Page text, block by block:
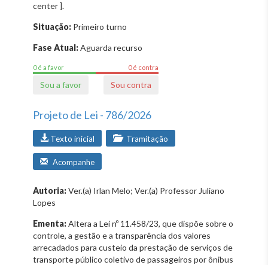
center ].
Situação: Primeiro turno
Fase Atual:Aguarda recurso
0 é a favor 0 é contra
Sou a favor Sou contra
Projeto de Lei - 786/2026
Texto inicial Tramitação
Acompanhe
Autoria:Ver.(a) Irlan Melo; Ver.(a) Professor Juliano
Lopes
Ementa:Altera a Lei nº 11.458/23, que dispõe sobre o
controle, a gestão e a transparência dos valores
arrecadados para custeio da prestação de serviços de
transporte público coletivo de passageiros por ônibus